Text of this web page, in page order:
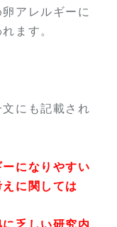
アレルギーに
ます。
にも記載され
ーになりやすい
に関しては
乏しい研究内